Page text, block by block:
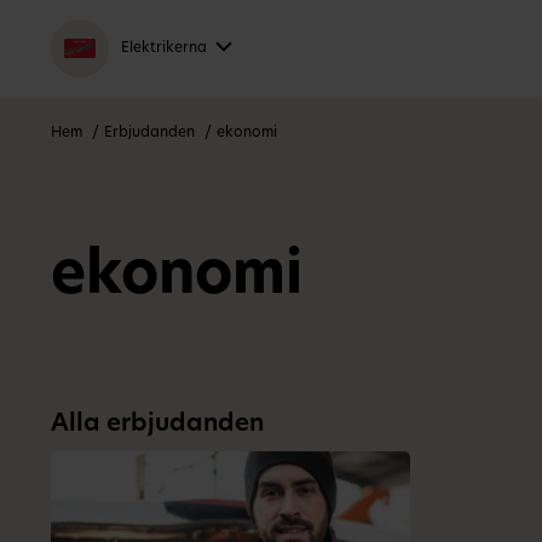
Elektrikerna
Hem Erbjudanden ekonomi
ekonomi
Alla erbjudanden